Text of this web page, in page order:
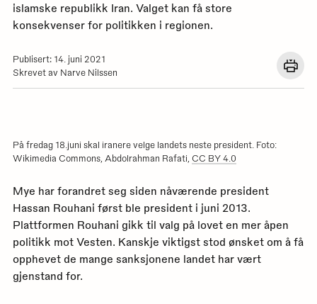
islamske republikk Iran. Valget kan få store
konsekvenser for politikken i regionen.
Publisert: 14. juni 2021
Skrevet av Narve Nilssen
Åpne
en
På fredag 18.juni skal iranere velge landets neste president. Foto:
Wikimedia Commons, Abdolrahman Rafati, CC BY 4.0
Mye har forandret seg siden nåværende president
Hassan Rouhani først ble president i juni 2013.
Plattformen Rouhani gikk til valg på lovet en mer åpen
politikk mot Vesten. Kanskje viktigst stod ønsket om å få
opphevet de mange sanksjonene landet har vært
gjenstand for.